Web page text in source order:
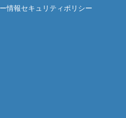
情報セキュリティポリシー